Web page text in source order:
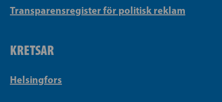
Transparensregister för politisk reklam
KRETSAR
Helsingfors